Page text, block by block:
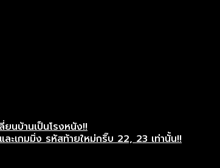
บ้านเป็นโรงหนัง!!
ะเกมมิ่ง รหัสท้ายใหม่กริ๊บ 22, 23 เท่านั้น!!